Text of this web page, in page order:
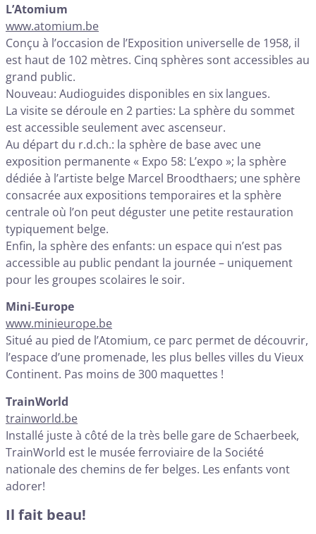
L’Atomium
www.atomium.be
Conçu à l’occasion de l’Exposition universelle de 1958, il
est haut de 102 mètres. Cinq sphères sont accessibles au
grand public.
Nouveau: Audioguides disponibles en six langues.
La visite se déroule en 2 parties: La sphère du sommet
est accessible seulement avec ascenseur.
Au départ du r.d.ch.: la sphère de base avec une
exposition permanente « Expo 58: L’expo »; la sphère
dédiée à l’artiste belge Marcel Broodthaers; une sphère
consacrée aux expositions temporaires et la sphère
centrale où l’on peut déguster une petite restauration
typiquement belge.
Enfin, la sphère des enfants: un espace qui n’est pas
accessible au public pendant la journée – uniquement
pour les groupes scolaires le soir.
Mini-Europe
www.minieurope.be
Situé au pied de l’Atomium, ce parc permet de découvrir,
l’espace d’une promenade, les plus belles villes du Vieux
Continent. Pas moins de 300 maquettes !
TrainWorld
trainworld.be
Installé juste à côté de la très belle gare de Schaerbeek,
TrainWorld est le musée ferroviaire de la Société
nationale des chemins de fer belges. Les enfants vont
adorer!
Il fait beau!